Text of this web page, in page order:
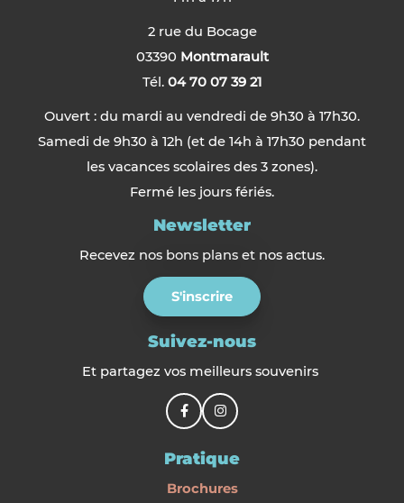
2 rue du Bocage
03390 Montmarault
Tél. 04 70 07 39 21
Ouvert : du mardi au vendredi de 9h30 à 17h30.
Samedi de 9h30 à 12h (et de 14h à 17h30 pendant
les vacances scolaires des 3 zones).
Fermé les jours fériés.
Newsletter
Recevez nos bons plans et nos actus.
S'inscrire
Suivez-nous
Et partagez vos meilleurs souvenirs
Pratique
Brochures